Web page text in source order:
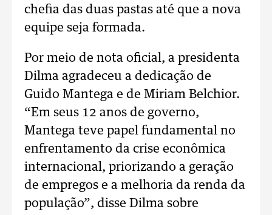
chefia das duas pastas até que a nova
equipe seja formada.
Por meio de nota oficial, a presidenta
Dilma agradeceu a dedicação de
Guido Mantega e de Miriam Belchior.
“Em seus 12 anos de governo,
Mantega teve papel fundamental no
enfrentamento da crise econômica
internacional, priorizando a geração
de empregos e a melhoria da renda da
população”, disse Dilma sobre